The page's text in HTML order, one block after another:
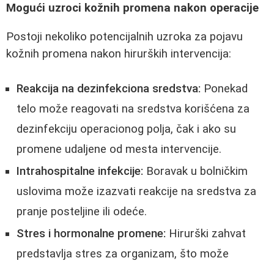
Mogući uzroci kožnih promena nakon operacije
Postoji nekoliko potencijalnih uzroka za pojavu
kožnih promena nakon hirurških intervencija:
Reakcija na dezinfekciona sredstva: Ponekad
telo može reagovati na sredstva korišćena za
dezinfekciju operacionog polja, čak i ako su
promene udaljene od mesta intervencije.
Intrahospitalne infekcije: Boravak u bolničkim
uslovima može izazvati reakcije na sredstva za
pranje posteljine ili odeće.
Stres i hormonalne promene: Hirurški zahvat
predstavlja stres za organizam, što može